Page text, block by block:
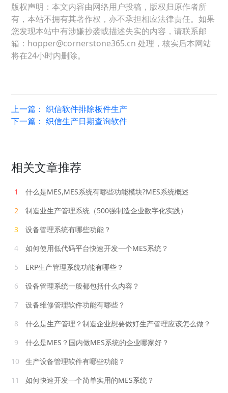
版权声明：本文内容由网络用户投稿，版权归原作者所
有，本站不拥有其著作权，亦不承担相应法律责任。如果
您发现本站中有涉嫌抄袭或描述失实的内容，请联系邮
箱：hopper@cornerstone365.cn 处理，核实后本网站
将在24小时内删除。
上一篇：织信软件排除板件生产
下一篇：织信生产日期查询软件
相关文章推荐
1
什么是MES,MES系统有哪些功能模块?MES系统概述
2
制造业生产管理系统（500强制造企业数字化实践）
3
设备管理系统有哪些功能？
4
如何使用低代码平台快速开发一个MES系统？
5
ERP生产管理系统功能有哪些？
6
设备管理系统一般都包括什么内容？
7
设备维修管理软件功能有哪些？
8
什么是生产管理？制造企业想要做好生产管理应该怎么做？
9
什么是MES？国内做MES系统的企业哪家好？
10
生产设备管理软件有哪些功能？
11
如何快速开发一个简单实用的MES系统？